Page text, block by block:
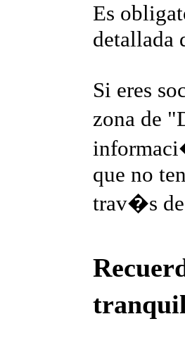
Es
detallada
Si eres
zona de
que no
trav�s